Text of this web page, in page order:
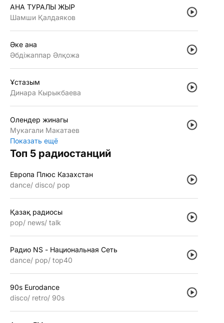
АНА ТУРАЛЫ ЖЫР
Шамши Қалдаяков
Әке ана
Әбдiжаппар Әлқожа
Ұстазым
Динара Кырыкбаева
Олендер жинагы
Мукагали Макатаев
Показать ещё
Топ 5 радиостанций
Европа Плюс Казахстан
dance disco pop
Қазақ радиосы
pop
news talk
Радио NS - Национальная Сеть
dance pop top40
90s Eurodance
disco retro 90s